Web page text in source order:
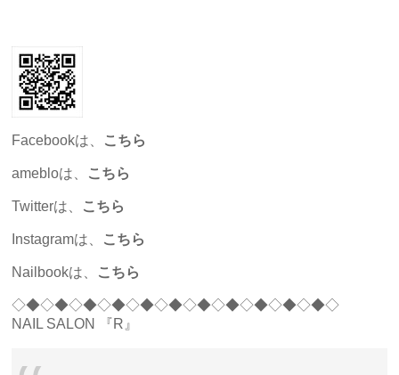
Facebookは、 こちら
amebloは、 こちら
Twitterは、 こちら
Instagramは、 こちら
Nailbookは、 こちら
◇◆◇◆◇◆◇◆◇◆◇◆◇◆◇◆◇◆◇◆◇◆◇
NAIL SALON 『R』